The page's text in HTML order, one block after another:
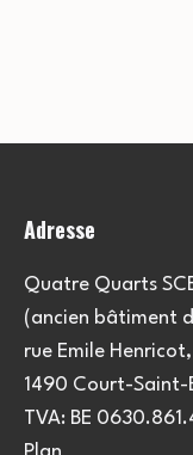
Adresse
Quatre Quarts
(ancien bâtiment
rue Emile Henricot,
1490 Court-Saint-
TVA: BE